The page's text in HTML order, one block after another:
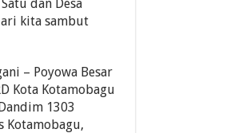
dan Desa
kita sambut
– Poyowa Besar
Kota Kotamobagu
1303
Kotamobagu,